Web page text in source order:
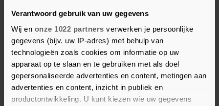
Verantwoord gebruik van uw gegevens
Wij en onze 1022 partners verwerken je persoonlijke
gegevens (bijv. uw IP-adres) met behulp van
technologieën zoals cookies om informatie op uw
apparaat op te slaan en te gebruiken met als doel
gepersonaliseerde advertenties en content, metingen aan
advertenties en content, inzicht in publiek en
productontwikkeling. U kunt kiezen wie uw gegevens
Pakistan. Het OM heeft woensdag de Pakistaanse
autoriteiten gevraagd de dagvaarding aan de
verdachten uit te reiken en het verzoek gedaan
om de verdachten over de beschuldiging te
horen. Of Pakistan hieraan zal meewerken is
onzeker. In de zaak van de cricketspeler is
volgens het OM nooit op rechtshulpverzoeken